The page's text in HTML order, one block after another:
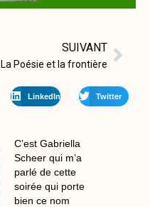
SUIVANT
La Poésie et la frontière
LinkedIn Twitter
C’est Gabriella
Scheer qui m’a
parlé de cette
soirée qui porte
bien ce nom